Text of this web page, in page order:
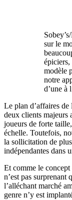
sur le
modèle
notre
d’une à
Le plan d’affaires
deux clients majeurs
joueurs de forte
échelle. Toutefois,
la sollicitation de
indépendantes dans
Et comme le
n’est pas surprenant
l’alléchant marché
genre n’y est